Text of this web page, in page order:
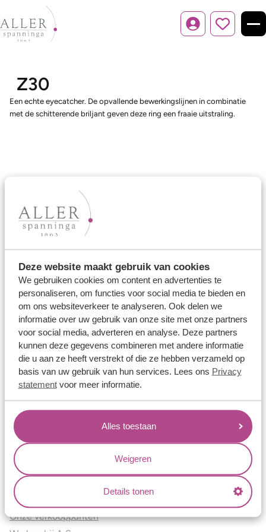
Deze website maakt gebruik van cookies
We gebruiken cookies om content en advertenties te
personaliseren, om functies voor social media te bieden en
om ons websiteverkeer te analyseren. Ook delen we
informatie over uw gebruik van onze site met onze partners
voor social media, adverteren en analyse. Deze partners
kunnen deze gegevens combineren met andere informatie
die u aan ze heeft verstrekt of die ze hebben verzameld op
basis van uw gebruik van hun services. Lees ons Privacy
statementvoor meer informatie.
Alles toestaan
Weigeren
Details tonen
Inloggen
Z30
Een echte eyecatcher. De opvallende bewerkingslijnen in combinatie
met de schitterende briljant geven deze ring een fraaie uitstraling.
Ons aanbod
Trouwringen
Memoireringen
Verlovingsringen
Vriendschapsringen
Over ons
Aller Spanninga
Historie
Certificaten
Blogs
Jouw voordelen
Conflictvrije Materialen
Oneindig veel mogelijkheden
Kwaliteit
Juweliers & Contact
Onze verkooppunten